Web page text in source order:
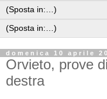
domenica 10 aprile
Orvieto, prove
destra